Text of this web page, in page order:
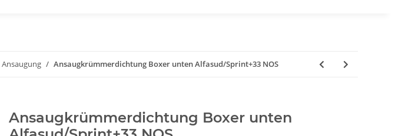
Ansaugung Ansaugkrümmerdichtung Boxer unten Alfasud/Sprint+33 NOS
Ansaugkrümmerdichtung Boxer unten